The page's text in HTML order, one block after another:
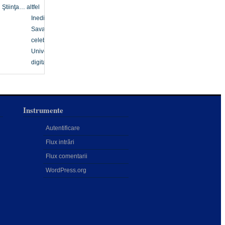
Ştiinţa… altfel
Inedit
Savanți
celebri
Univers
digital
Instrumente
Autentificare
Flux intrări
Flux comentarii
WordPress.org